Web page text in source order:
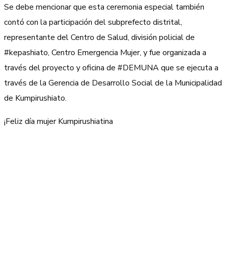
Se debe mencionar que esta ceremonia especial también
contó con la participación del subprefecto distrital,
representante del Centro de Salud, división policial de
#kepashiato, Centro Emergencia Mujer, y fue organizada a
través del proyecto y oficina de #DEMUNA que se ejecuta a
través de la Gerencia de Desarrollo Social de la Municipalidad
de Kumpirushiato.
¡Feliz día mujer Kumpirushiatina